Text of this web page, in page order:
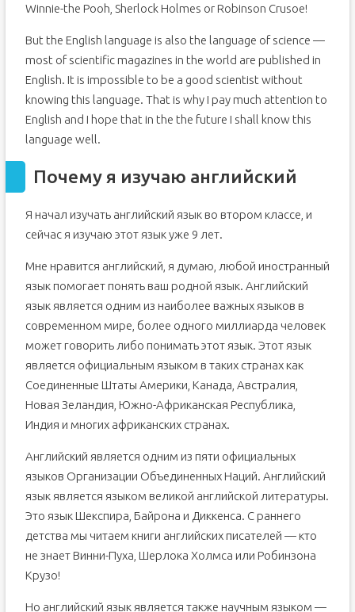
Winnie-the Pooh, Sherlock Holmes or Robinson Crusoe!
But the English language is also the language of science —
most of scientific magazines in the world are published in
English. It is impossible to be a good scientist without
knowing this language. That is why I pay much attention to
English and I hope that in the the future I shall know this
language well.
Почему я изучаю английский
Я начал изучать английский язык во втором классе, и
сейчас я изучаю этот язык уже 9 лет.
Мне нравится английский, я думаю, любой иностранный
язык помогает понять ваш родной язык. Английский
язык является одним из наиболее важных языков в
современном мире, более одного миллиарда человек
может говорить либо понимать этот язык. Этот язык
является официальным языком в таких странах как
Соединенные Штаты Америки, Канада, Австралия,
Новая Зеландия, Южно-Африканская Республика,
Индия и многих африканских странах.
Английский является одним из пяти официальных
языков Организации Объединенных Наций. Английский
язык является языком великой английской литературы.
Это язык Шекспира, Байрона и Диккенса. С раннего
детства мы читаем книги английских писателей — кто
не знает Винни-Пуха, Шерлока Холмса или Робинзона
Крузо!
Но английский язык является также научным языком —